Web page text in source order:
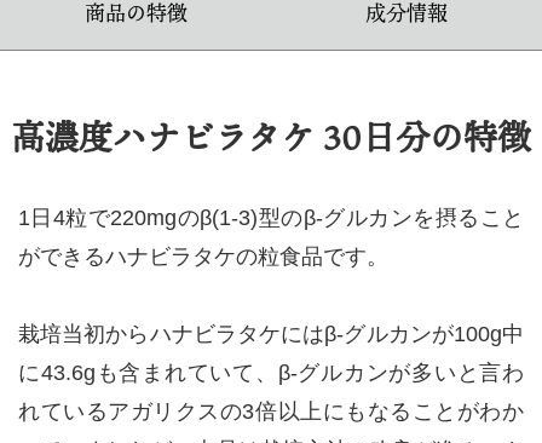
商品の特徴 成分情報
高濃度ハナビラタケ 30日分の特徴
1日4粒で220mgのβ(1-3)型のβ-グルカンを摂ること
ができるハナビラタケの粒食品です。
栽培当初からハナビラタケにはβ-グルカンが100g中
に43.6gも含まれていて、β-グルカンが多いと言わ
れているアガリクスの3倍以上にもなることがわか